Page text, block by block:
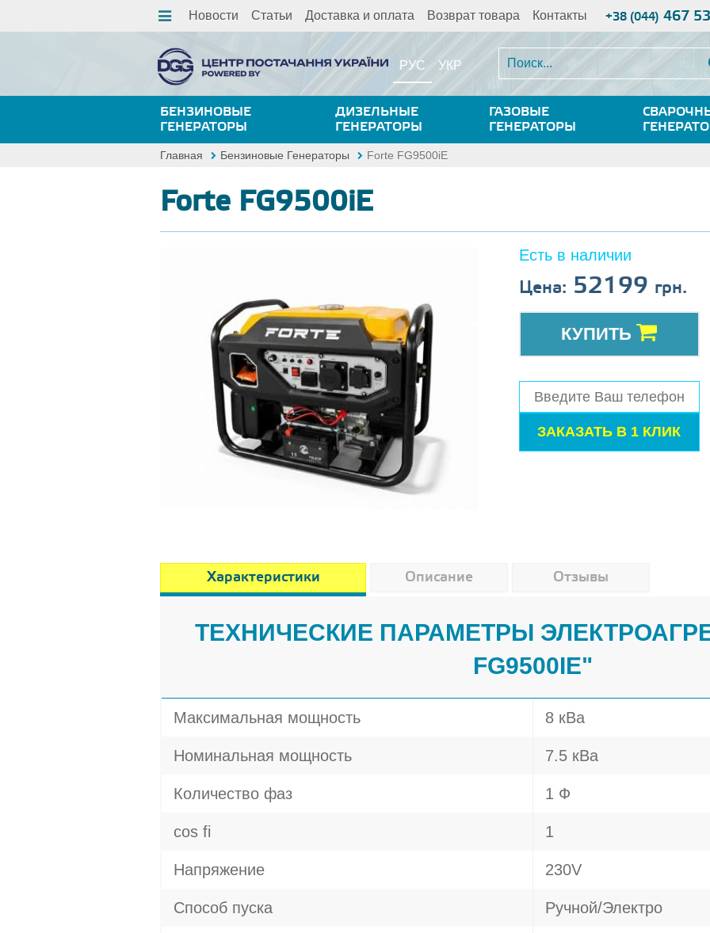
Новости Статьи Доставка и оплата Возврат товара Контакты +38 (044) 467
РУС УКР
БЕНЗИНОВЫЕ
ГЕНЕРАТОРЫ
ДИЗЕЛЬНЫЕ
ГЕНЕРАТОРЫ
ГАЗОВЫЕ
ГЕНЕРАТОРЫ
Главная Бензиновые Генераторы Forte FG9500iE
Forte FG9500iE
Есть в наличии
Цена: 52199 грн.
КУПИТЬ
Характеристики Описание Отзывы
ТЕХНИЧЕСКИЕ ПАРАМЕТРЫ
FG9500IE"
Максимальная мощность 8 кВа
Номинальная мощность 7.5 кВа
Количество фаз 1 Ф
cos fi 1
Напряжение 230V
Способ пуска Ручной/Электро